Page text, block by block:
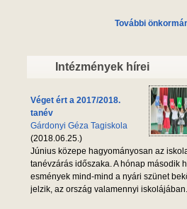
További
Intézmények hírei
Véget ért a 2017/2018.
tanév
Gárdonyi Géza Tagiskola
(2018.06.25.)
Június közepe hagyományosan az
tanévzárás időszaka. A hónap második
esmények mind-mind a nyári szünet
jelzik, az ország valamennyi iskolájában.